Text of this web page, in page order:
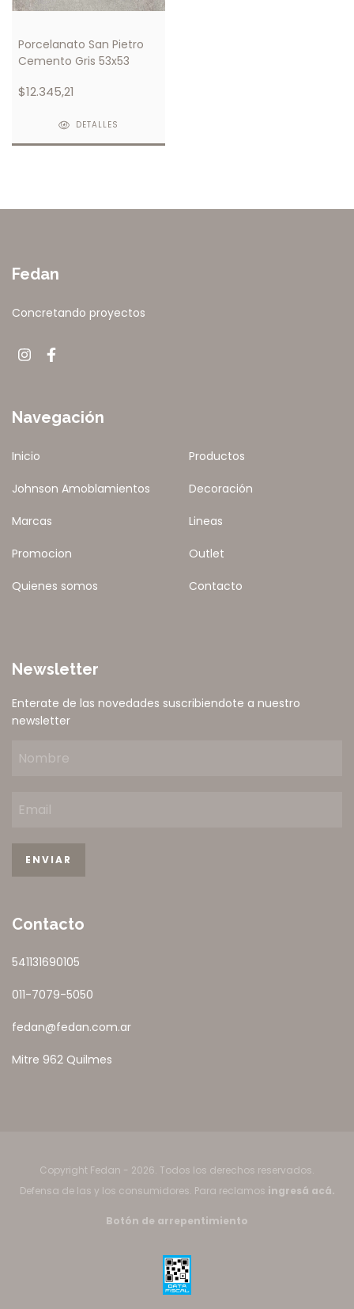
Porcelanato San Pietro
Cemento Gris 53x53
$12.345,21
DETALLES
Fedan
Concretando proyectos
Navegación
Inicio Productos
Johnson Amoblamientos Decoración
Marcas Lineas
Promocion Outlet
Quienes somos Contacto
Newsletter
Enterate de las novedades suscribiendote a nuestro
newsletter
Contacto
541131690105
011-7079-5050
fedan@fedan.com.ar
Mitre 962 Quilmes
Copyright Fedan - 2026. Todos los derechos reservados.
Defensa de las y los consumidores. Para reclamos ingresá acá.
Botón de arrepentimiento